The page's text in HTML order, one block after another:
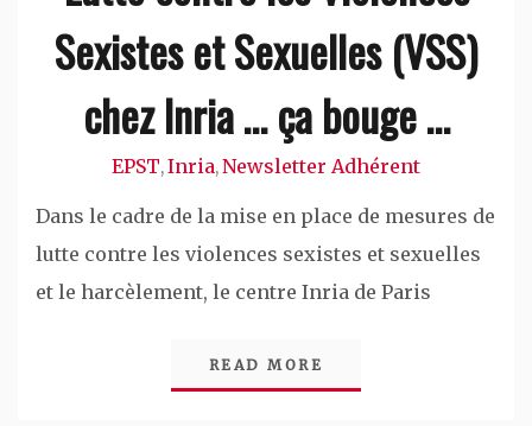
Sexistes et Sexuelles (VSS)
chez Inria … ça bouge …
EPST,Inria,Newsletter Adhérent
Dans le cadre de la mise en place de mesures de
lutte contre les violences sexistes et sexuelles
et le harcèlement, le centre Inria de Paris
READ MORE